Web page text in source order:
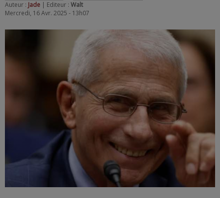
Auteur : Jade | Editeur : Walt
Mercredi, 16 Avr. 2025 - 13h07